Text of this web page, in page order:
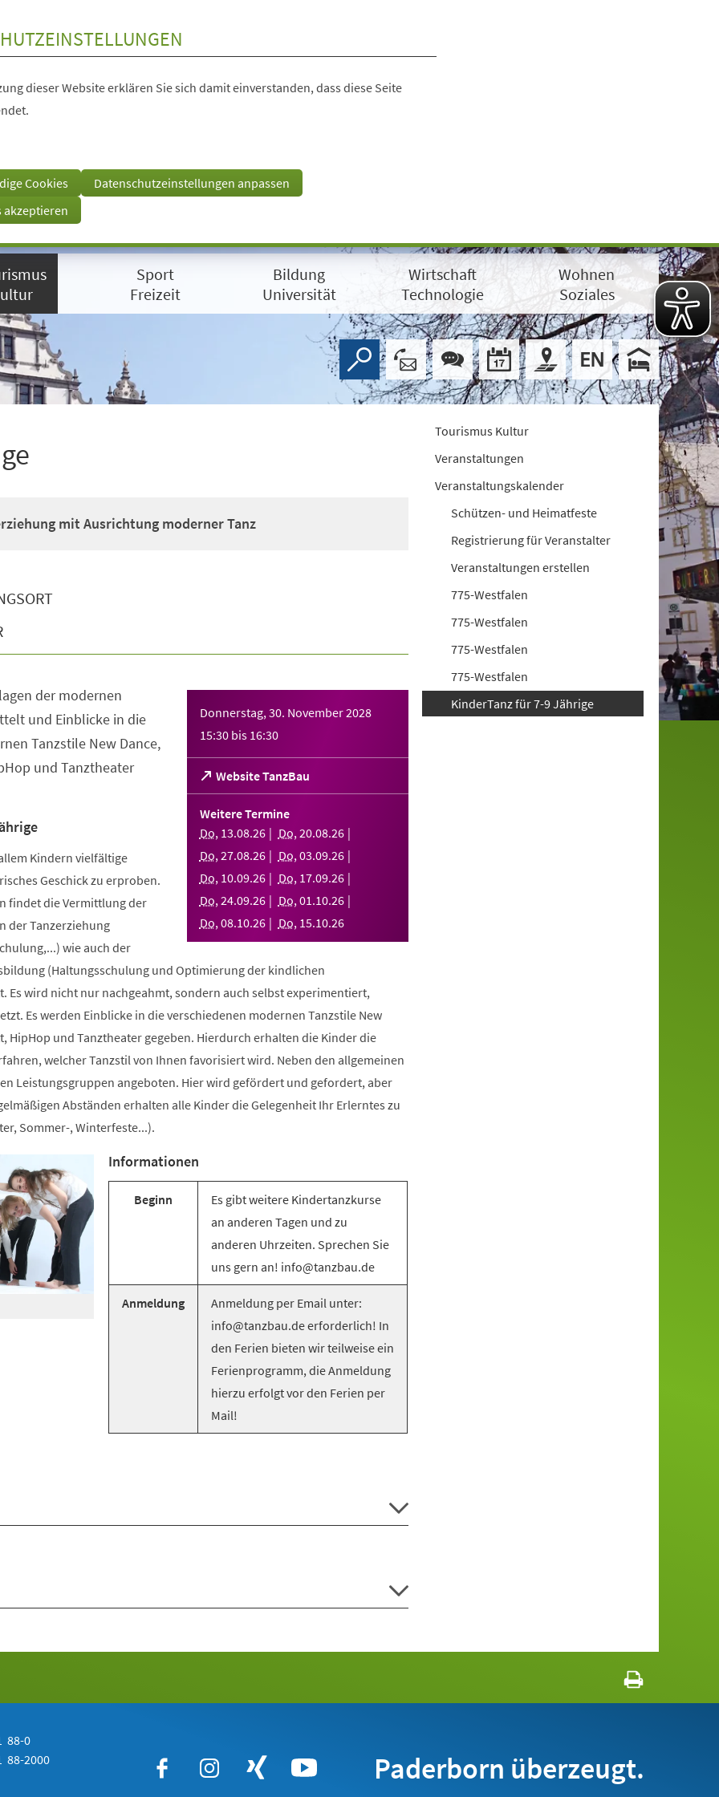
dieser Website erklären Sie sich damit einverstanden, dass diese Seite
Cookies
Datenschutzeinstellungen anpassen
akzeptieren
Sport
Freizeit
Bildung
Universität
Wirtschaft
Technologie
Wohnen
Soziales
mit Ausrichtung moderner Tanz
Donnerstag, 30. November 2028
15:30 bis 16:30
Website TanzBau
(Öffnet
in
einem
Tab)
Weitere Termine
Do, 13.08.26 Do,20.08.26
Do,27.08.26 Do,03.09.26
Do, 10.09.26 Do, 17.09.26
Do,24.09.26 Do,01.10.26
Do,08.10.26 Do, 15.10.26
der modernen
und Einblicke in die
Tanzstile New Dance,
und Tanztheater
Kindern vielfältige
Geschick zu erproben.
findet die Vermittlung der
der Tanzerziehung
wie auch der
(Haltungsschulung und Optimierung der kindlichen
Es wird nicht nur nachgeahmt, sondern auch selbst experimentiert,
Es werden Einblicke in die verschiedenen modernen Tanzstile New
HipHop und Tanztheater gegeben. Hierdurch erhalten die Kinder die
welcher Tanzstil von Ihnen favorisiert wird. Neben den allgemeinen
Leistungsgruppen angeboten. Hier wird gefördert und gefordert, aber
Abständen erhalten alle Kinder die Gelegenheit Ihr Erlerntes zu
Sommer-, Winterfeste...).
Informationen
Beginn
Es gibt weitere Kindertanzkurse
an anderen Tagen und zu
anderen Uhrzeiten. Sprechen Sie
uns gern an! info@tanzbau.de
Anmeldung
Anmeldung per Email unter:
info@tanzbau.de erforderlich! In
den Ferien bieten wir teilweise ein
Ferienprogramm, die Anmeldung
hierzu erfolgt vor den Ferien per
Mail!
Tourismus Kultur
Veranstaltungen
Veranstaltungskalender
Schützen- und Heimatfeste
Registrierung für Veranstalter
Veranstaltungen erstellen
775-Westfalen
775-Westfalen
775-Westfalen
775-Westfalen
KinderTanz für 7-9 Jährige
88-0
88-2000 Paderborn überzeugt.